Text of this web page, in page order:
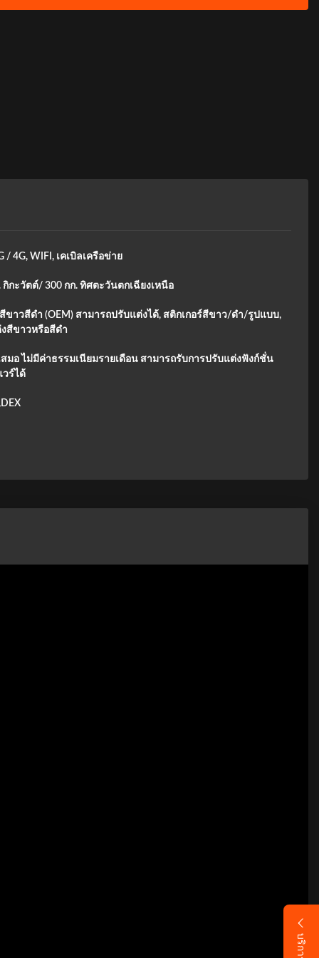
/ 4G, WIFI, เคเบิลเครือข่าย
กิกะวัตต์/ 300 กก. ทิศตะวันตกเฉียงเหนือ
ขาวสีดำ (OEM) สามารถปรับแต่งได้, สติกเกอร์สีขาว/ดำ/รูปแบบ,
สีขาวหรือสีดำ
สมอ ไม่มีค่าธรรมเนียมรายเดือน สามารถรับการปรับแต่งฟังก์ชั่น
ร์ได้